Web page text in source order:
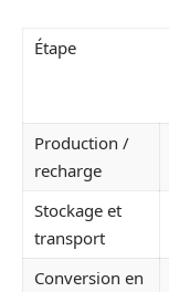
Étape
Production /
recharge
Stockage et
transport
Conversion en